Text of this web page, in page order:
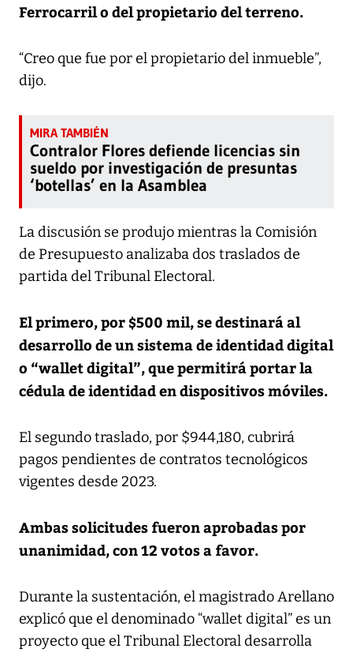
Ferrocarril o del propietario del terreno.
“Creo que fue por el propietario del inmueble”,
dijo.
Contralor Flores defiende licencias sin
sueldo por investigación de presuntas
‘botellas’ en la Asamblea
La discusión se produjo mientras la Comisión
de Presupuesto analizaba dos traslados de
partida del Tribunal Electoral.
El primero, por $500 mil, se destinará al
desarrollo de un sistema de identidad digital
o “wallet digital”, que permitirá portar la
cédula de identidad en dispositivos móviles.
El segundo traslado, por $944,180, cubrirá
pagos pendientes de contratos tecnológicos
vigentes desde 2023.
Ambas solicitudes fueron aprobadas por
unanimidad, con 12 votos a favor.
Durante la sustentación, el magistrado Arellano
explicó que el denominado “wallet digital” es un
proyecto que el Tribunal Electoral desarrolla